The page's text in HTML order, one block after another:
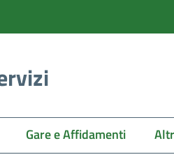
Gare e Affidamenti